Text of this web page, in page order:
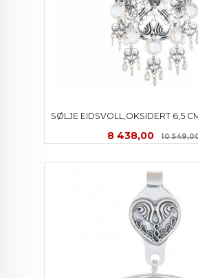
SØLJE EIDSVOLL,OKSIDERT 6,5
Tilbud
8 438,00 10